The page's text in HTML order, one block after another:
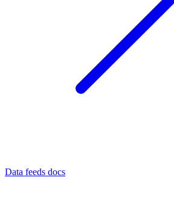
Data feeds docs